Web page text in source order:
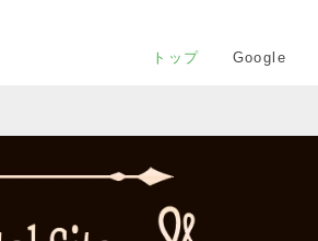
トップ Google